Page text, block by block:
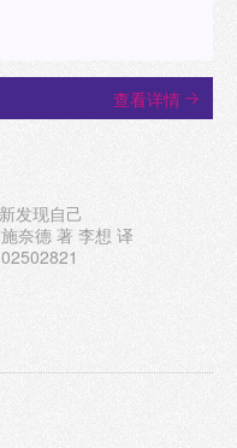
查看详情
发现自己
[美] 凯西·乌兹施奈德 著 李想 译